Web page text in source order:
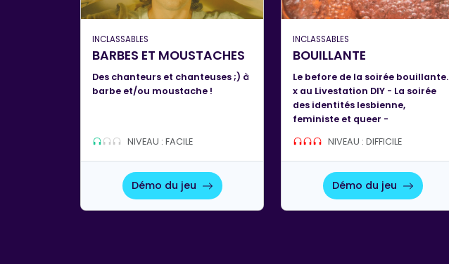
INCLASSABLES
BARBES ET MOUSTACHES
Des chanteurs et chanteuses ;) à
barbe et/ou moustache !
NIVEAU : FACILE
Démo du jeu
INCLASSABLES
BOUILLANTE
Le before de la soirée bouillante.
x au Livestation DIY - La soirée
des identités lesbienne,
feministe et queer -
NIVEAU : DIFFICILE
Démo du jeu